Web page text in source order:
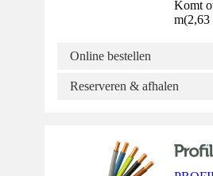
Komt
m(2,63
Online bestellen
Reserveren & afhalen